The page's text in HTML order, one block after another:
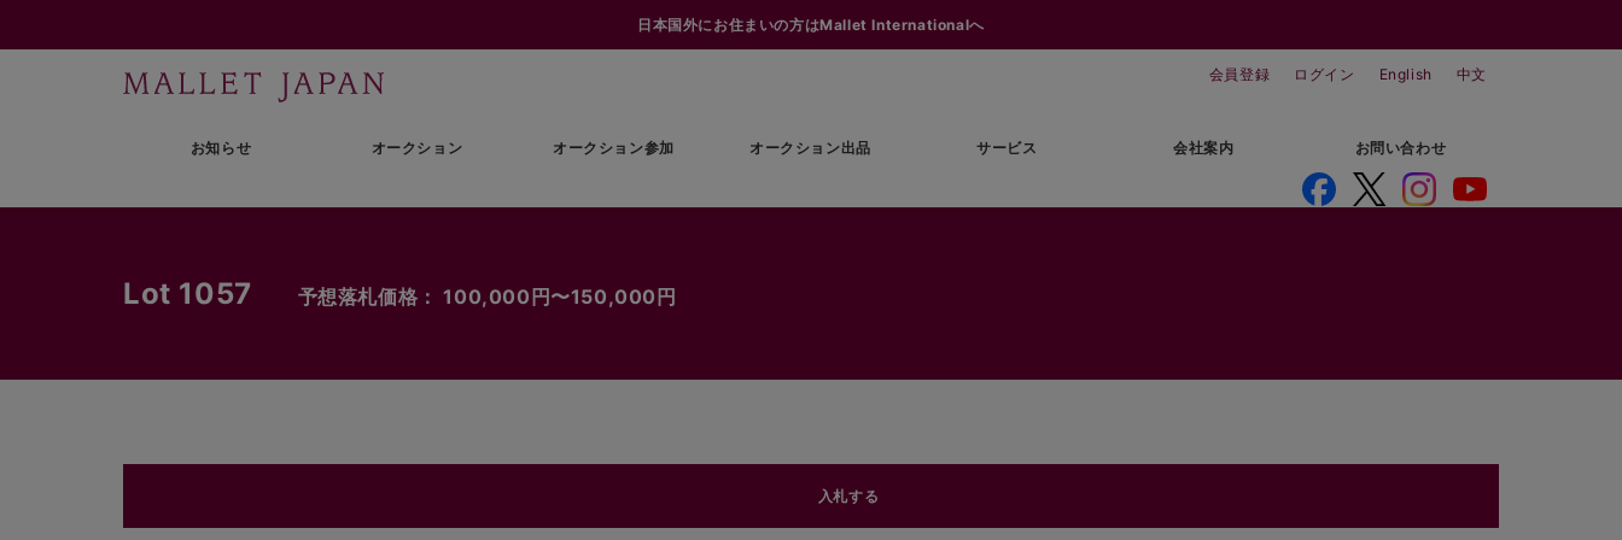
日本国外にお住まいの方はMallet Internationalへ
会員登録 ログイン English 中文
お知らせ オークション オークション参加 オークション出品 サービス 会社案内 お問い合わせ
Lot 1057 予想落札価格： 100,000円〜150,000円
入札する